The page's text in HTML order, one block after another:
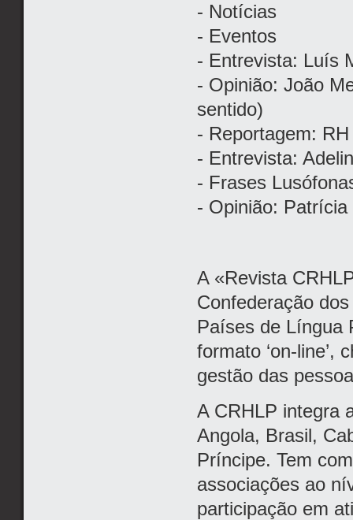
- Notícias
- Eventos
- Entrevista: Luís
- Opinião: João
sentido)
- Reportagem:
- Entrevista:
- Frases
- Opinião:
A «Revista
Confederação
Países de Língua
formato ‘on-line’,
gestão das
A CRHLP integra
Angola, Brasil,
Príncipe. Tem
associações ao
participação em